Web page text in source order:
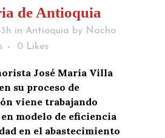
de Antioquia
in Antioquia by Nacho
0 Likes
José María Villa
su proceso de
viene trabajando
modelo de eficiencia
en el abastecimiento